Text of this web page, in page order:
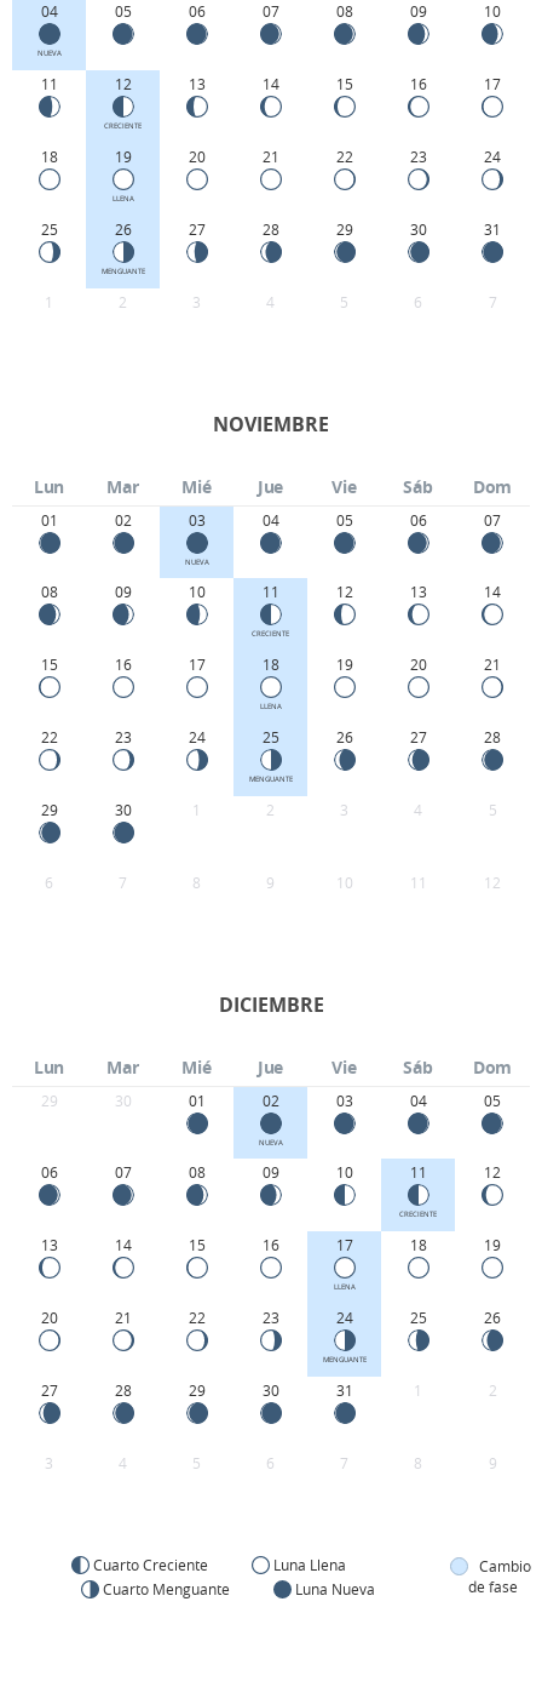
04
NUEVA
05 06 07 08 09 10
11 12
CRECIENTE
13 14 15 16 17
18 19
LLENA
20 21 22 23 24
25 26
MENGUANTE
27 28 29 30 31
1 2 3 4 5 6 7
NOVIEMBRE
Lun Mar Mié Jue Vie Sáb Dom
01 02 03
NUEVA
04 05 06 07
08 09 10 11
CRECIENTE
12 13 14
15 16 17 18
LLENA
19 20 21
22 23 24 25
MENGUANTE
26 27 28
29 30 1 2 3 4 5
6 7 8 9 10 11 12
DICIEMBRE
Lun Mar Mié Jue Vie Sáb Dom
29 30 01 02
NUEVA
03 04 05
06 07 08 09 10 11
CRECIENTE
12
13 14 15 16 17
LLENA
18 19
20 21 22 23 24
MENGUANTE
25 26
27 28 29 30 31 1 2
3 4 5 6 7 8 9
Cuarto Creciente
Luna Llena
Cuarto Menguante
Luna Nueva
Cambio
de fase